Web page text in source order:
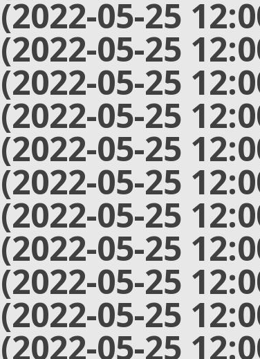
(2022-05-25
(2022-05-25
(2022-05-25
(2022-05-25
(2022-05-25
(2022-05-25
(2022-05-25
(2022-05-25
(2022-05-25
(2022-05-25
(2022-05-25